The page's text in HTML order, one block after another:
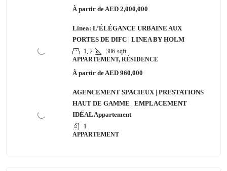
À partir de AED 2,000,000
Linea: L’ÉLÉGANCE URBAINE AUX
PORTES DE DIFC | LINEA BY HOLM
1, 2 386 sqft
APPARTEMENT, RÉSIDENCE
À partir de AED 960,000
AGENCEMENT SPACIEUX | PRESTATIONS
HAUT DE GAMME | EMPLACEMENT
IDÉAL Appartement
1
APPARTEMENT